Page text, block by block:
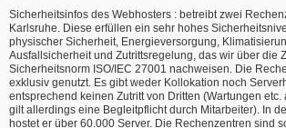
Sicherheitsinfos des Webhosters : betreibt zwei
Karlsruhe. Diese erfüllen ein sehr hohes
physischer Sicherheit, Energieversorgung,
Ausfallsicherheit und Zutrittsregelung, das wir über die
Sicherheitsnorm ISO/IEC 27001 nachweisen. Die
exklusiv genutzt. Es gibt weder Kollokation noch
entsprechend keinen Zutritt von Dritten (Wartungen
gilt allerdings eine Begleitpflicht durch Mitarbeiter). In
hostet er über 60.000 Server. Die Rechenzentren sind